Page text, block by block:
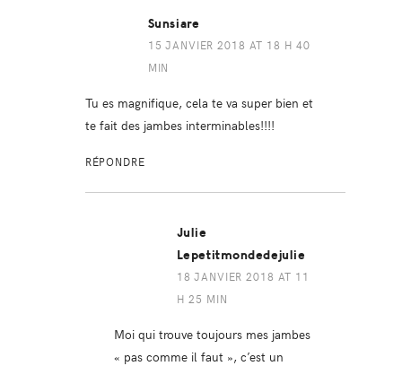
Sunsiare
15 JANVIER 2018 AT 18 H 40
MIN
Tu es magnifique, cela te va super bien et
te fait des jambes interminables!!!!
RÉPONDRE
Julie
Lepetitmondedejulie
18 JANVIER 2018 AT 11
H 25 MIN
Moi qui trouve toujours mes jambes
« pas comme il faut », c’est un